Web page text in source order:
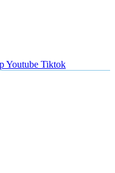
Youtube Tiktok